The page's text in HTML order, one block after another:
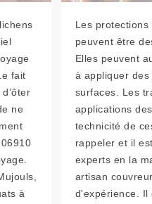
fait
ne
à
Les
peuvent être
Elles peuvent
à appliquer
surfaces. Les
applications
technicité de
rappeler et il
experts en la
artisan
d'expérience. Il